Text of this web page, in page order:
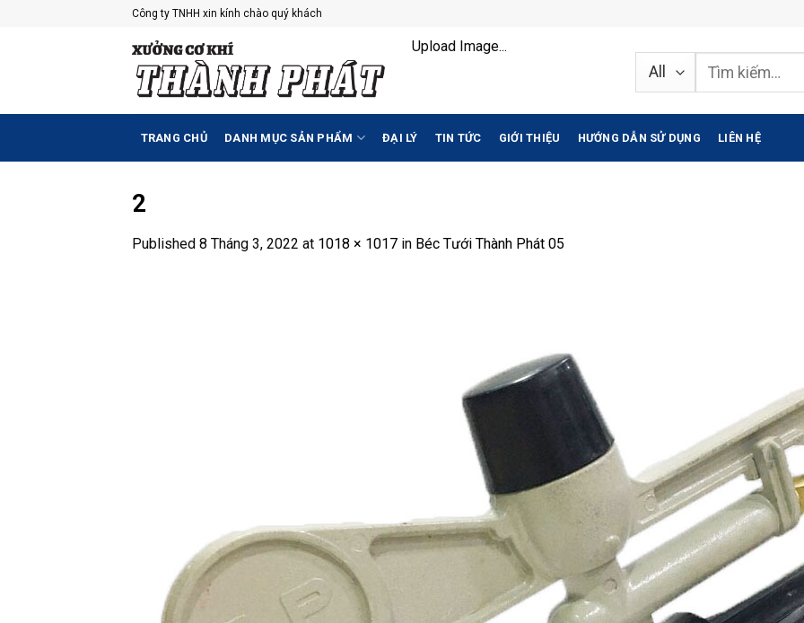
Công ty TNHH xin kính chào quý khách
Upload Image...
Tìm
TRANG CHỦ DANH MỤC SẢN PHẨM ĐẠI LÝ TIN TỨC GIỚI THIỆU HƯỚNG DẪN SỬ DỤNG LIÊN HỆ
2
Published 8 Tháng 3, 2022 at 1018 × 1017 in Béc Tưới Thành Phát 05